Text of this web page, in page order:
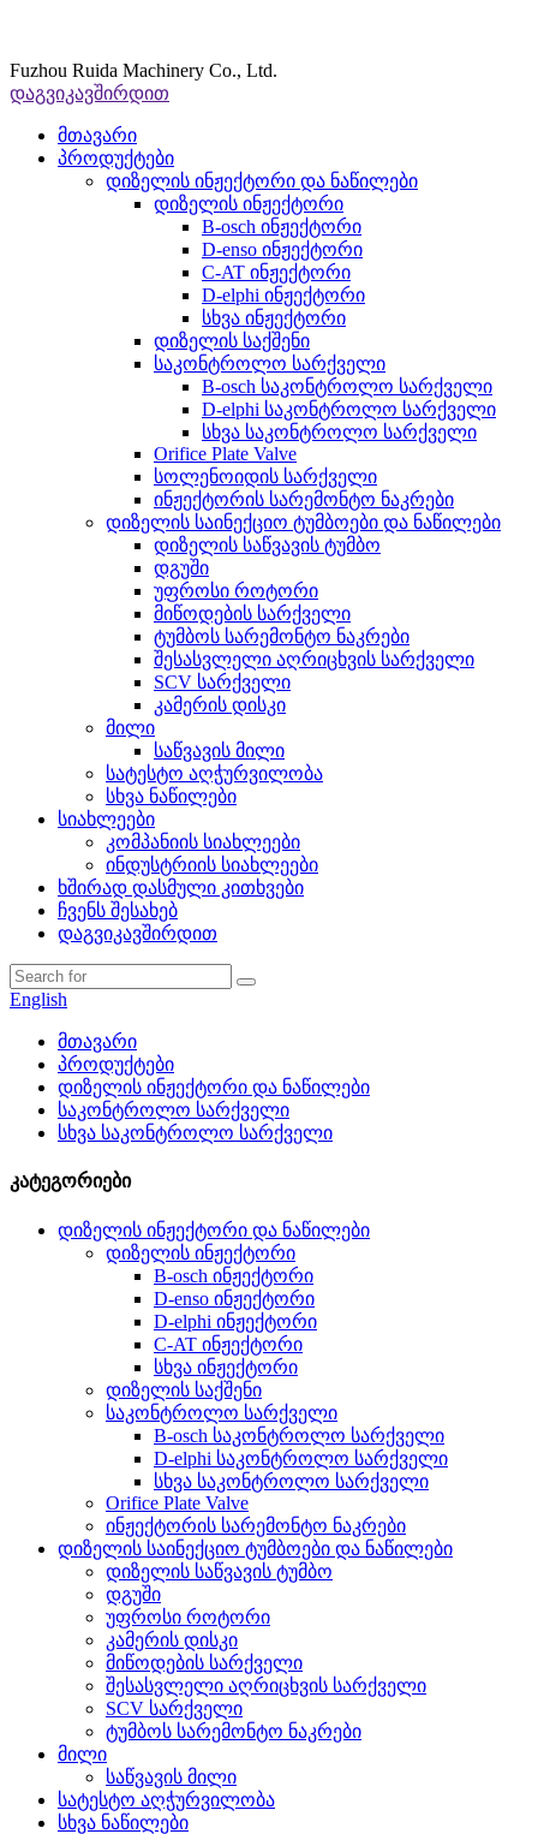
Fuzhou Ruida Machinery Co., Ltd.
დაგვიკავშირდით
მთავარი
პროდუქტები
დიზელის ინჟექტორი და ნაწილები
დიზელის ინჟექტორი
B-osch ინჟექტორი
D-enso ინჟექტორი
C-AT ინჟექტორი
D-elphi ინჟექტორი
სხვა ინჟექტორი
დიზელის საქშენი
საკონტროლო სარქველი
B-osch საკონტროლო სარქველი
D-elphi საკონტროლო სარქველი
სხვა საკონტროლო სარქველი
Orifice Plate Valve
სოლენოიდის სარქველი
ინჟექტორის სარემონტო ნაკრები
დიზელის საინექციო ტუმბოები და ნაწილები
დიზელის საწვავის ტუმბო
დგუში
უფროსი როტორი
მიწოდების სარქველი
ტუმბოს სარემონტო ნაკრები
შესასვლელი აღრიცხვის სარქველი
SCV სარქველი
კამერის დისკი
მილი
საწვავის მილი
სატესტო აღჭურვილობა
სხვა ნაწილები
სიახლეები
კომპანიის სიახლეები
ინდუსტრიის სიახლეები
ხშირად დასმული კითხვები
ჩვენს შესახებ
დაგვიკავშირდით
English
მთავარი
პროდუქტები
დიზელის ინჟექტორი და ნაწილები
საკონტროლო სარქველი
სხვა საკონტროლო სარქველი
კატეგორიები
დიზელის ინჟექტორი და ნაწილები
დიზელის ინჟექტორი
B-osch ინჟექტორი
D-enso ინჟექტორი
D-elphi ინჟექტორი
C-AT ინჟექტორი
სხვა ინჟექტორი
დიზელის საქშენი
საკონტროლო სარქველი
B-osch საკონტროლო სარქველი
D-elphi საკონტროლო სარქველი
სხვა საკონტროლო სარქველი
Orifice Plate Valve
ინჟექტორის სარემონტო ნაკრები
დიზელის საინექციო ტუმბოები და ნაწილები
დიზელის საწვავის ტუმბო
დგუში
უფროსი როტორი
კამერის დისკი
მიწოდების სარქველი
შესასვლელი აღრიცხვის სარქველი
SCV სარქველი
ტუმბოს სარემონტო ნაკრები
მილი
საწვავის მილი
სატესტო აღჭურვილობა
სხვა ნაწილები